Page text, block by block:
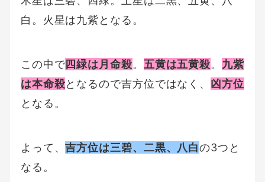
白。火星は九紫となる。
この中で四緑は月命殺。 五黄は五黄殺。 九紫
は本命殺となるので吉方位ではなく、 凶方位
となる。
よって、吉方位は三碧、二黒、八白の3つと
なる。